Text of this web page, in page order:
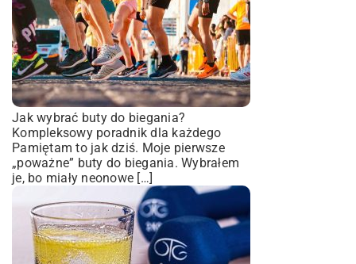
Jak wybrać buty do biegania?
Kompleksowy poradnik dla każdego
Pamiętam to jak dziś. Moje pierwsze
„poważne” buty do biegania. Wybrałem
je, bo miały neonowe […]